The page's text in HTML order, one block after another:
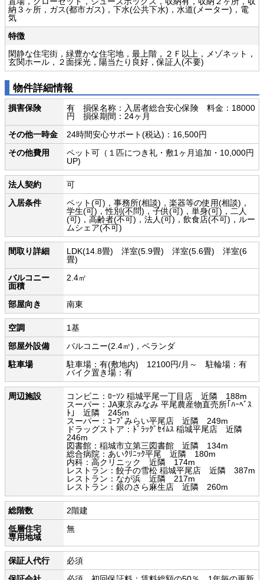
納３ヶ所，ガス(都市ガス)，下水(公共下水)，水道(メーター)，電
気
特徴
閑静な住宅街，緑豊かな住宅地，最上階，２Ｆ以上，メゾネット，
玄関ホール，２面採光，陽当たり良好，保証人(不要)
物件詳細情報
損害保険
有 損保名称：入居者総合安心保険 料金：18000
円 損保期間：24ヶ月
その他一時金
24時間安心サポート(税込)：16,500円
その他費用
ペット可（１匹につき礼・敷1ヶ月追加・10,000円
UP)
法人契約
可
入居条件
ペット(可)，事務所(相談)，楽器等の使用(相談)，
学生(可)，性別(不問)，子供(可)，単身(可)，二人
(可)，高齢者(不可)，法人(可)，飲食店(不可)，ルー
ムシェア(不可)
間取り詳細
LDK(14.8畳) 洋室(5.9畳) 洋室(5.6畳) 洋室(6
畳)
バルコニー
面積
2.4㎡
部屋向き 南東
空調
1基
部屋外設備
バルコニー(2.4㎡)，ベランダ
駐車場
駐車場：有(敷地内) 12100円/月～ 駐輪場：有
バイク置き場：有
周辺施設
コンビニ：ﾛｰｿﾝ 稲城平尾一丁目店 近隣 188m
スーパー：JA東京みなみ 平尾農産物直売所｢ﾊｰﾍﾞｽ
ﾄ｣ 近隣 245m
スーパー：ｺｰﾌﾟみらい平尾店 近隣 249m
ドラッグストア：ﾄﾞﾗｯｸﾞｾｲﾑｽ 稲城平尾店 近隣
246m
図書館：稲城市立第三図書館 近隣 134m
総合病院：あいｸﾘﾆｯｸ平尾 近隣 180m
内科：高クリニック 近隣 174m
レストラン：餃子の雪松 稲城平尾店 近隣 387m
レストラン：なが浜 近隣 217m
レストラン：銀のさら麻生店 近隣 260m
総階数
2階建
低層住宅
専用地域
無
保証人代行
必須